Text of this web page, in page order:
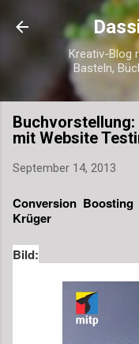
Kreativ-Blog
Basteln,
mit Website
September 14, 2013
Conversion
Krüger
Bild: